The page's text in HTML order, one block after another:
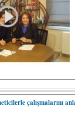
çalışmalarını